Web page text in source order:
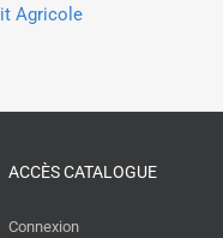
Agricole
ACCÈS CATALOGUE
Connexion